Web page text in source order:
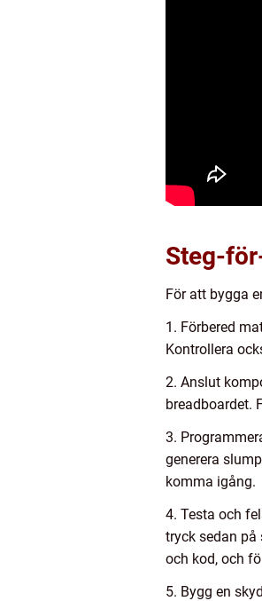
Steg-
För att bygga
1. Förbered
Kontrollera
2. Anslut
breadboardet.
3.
generera
komma igång.
4. Testa och
tryck sedan
och kod, och
5. Bygg en